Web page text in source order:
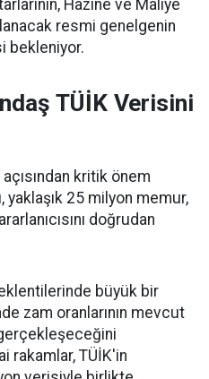
Hazine ve Maliye
resmi genelgenin
bekleniyor.
TÜİK Verisini
açısından kritik önem
yaklaşık 25 milyon memur,
doğrudan
büyük bir
zam oranlarının mevcut
rakamlar, TÜİK'in